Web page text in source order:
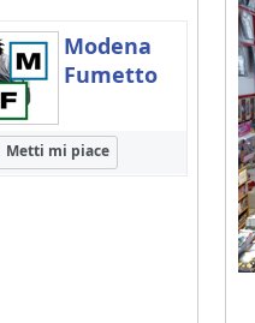
Modena
Fumetto
Metti mi piace